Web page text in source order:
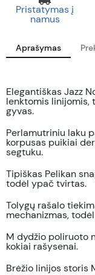
Pristatymas į
namus
Aprašymas
Elegantiškas Jazz
lenktomis linijomis,
gyvas.
Perlamutriniu laku
korpusas puikiai
segtuku.
Tipiškas Pelikan
todėl ypač tvirtas.
Tolygų rašalo
mechanizmas,
M dydžio poliruoto
kokiai rašysenai.
Brėžio linijos storis